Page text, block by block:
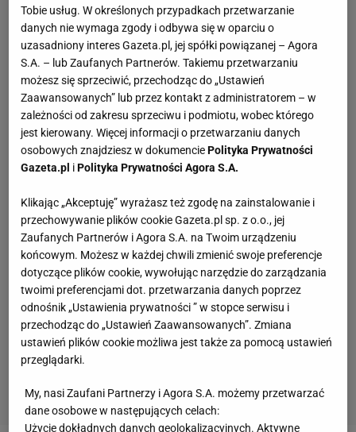
Tobie usług. W określonych przypadkach przetwarzanie
danych nie wymaga zgody i odbywa się w oparciu o
uzasadniony interes Gazeta.pl, jej spółki powiązanej – Agora
S.A. – lub Zaufanych Partnerów. Takiemu przetwarzaniu
możesz się sprzeciwić, przechodząc do „Ustawień
Zaawansowanych” lub przez kontakt z administratorem – w
zależności od zakresu sprzeciwu i podmiotu, wobec którego
jest kierowany. Więcej informacji o przetwarzaniu danych
osobowych znajdziesz w dokumenciePolityka Prywatności
Gazeta.pl iPolityka Prywatności Agora S.A.
Klikając „Akceptuję” wyrażasz też zgodę na zainstalowanie i
przechowywanie plików cookie Gazeta.pl sp. z o.o., jej
Zaufanych Partnerów i Agora S.A. na Twoim urządzeniu
końcowym. Możesz w każdej chwili zmienić swoje preferencje
dotyczące plików cookie, wywołując narzędzie do zarządzania
twoimi preferencjami dot. przetwarzania danych poprzez
odnośnik „Ustawienia prywatności ” w stopce serwisu i
przechodząc do „Ustawień Zaawansowanych”. Zmiana
ustawień plików cookie możliwa jest także za pomocą ustawień
przeglądarki.
My, nasi Zaufani Partnerzy i Agora S.A. możemy przetwarzać
dane osobowe w następujących celach:
Użycie dokładnych danych geolokalizacyjnych. Aktywne